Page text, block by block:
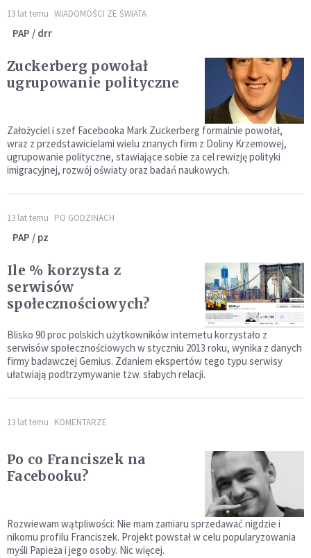
13 lat temu WIADOMOŚCI ZE ŚWIATA
PAP / drr
Zuckerberg powołał
ugrupowanie polityczne
Założyciel i szef Facebooka Mark Zuckerberg formalnie powołał,
wraz z przedstawicielami wielu znanych firm z Doliny Krzemowej,
ugrupowanie polityczne, stawiające sobie za cel rewizję polityki
imigracyjnej, rozwój oświaty oraz badań naukowych.
13 lat temu PO GODZINACH
PAP / pz
Ile % korzysta z
serwisów
społecznościowych?
Blisko 90 proc polskich użytkowników internetu korzystało z
serwisów społecznościowych w styczniu 2013 roku, wynika z danych
firmy badawczej Gemius. Zdaniem ekspertów tego typu serwisy
ułatwiają podtrzymywanie tzw. słabych relacji.
13 lat temu KOMENTARZE
Po co Franciszek na
Facebooku?
Rozwiewam wątpliwości: Nie mam zamiaru sprzedawać nigdzie i
nikomu profilu Franciszek. Projekt powstał w celu popularyzowania
myśli Papieża i jego osoby. Nic więcej.